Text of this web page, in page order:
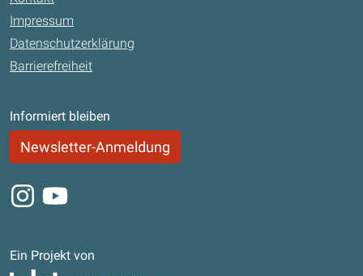
Impressum
Datenschutzerklärung
Barrierefreiheit
Informiert bleiben
Newsletter-Anmeldung
Instagram
Youtube
Ein Projekt von